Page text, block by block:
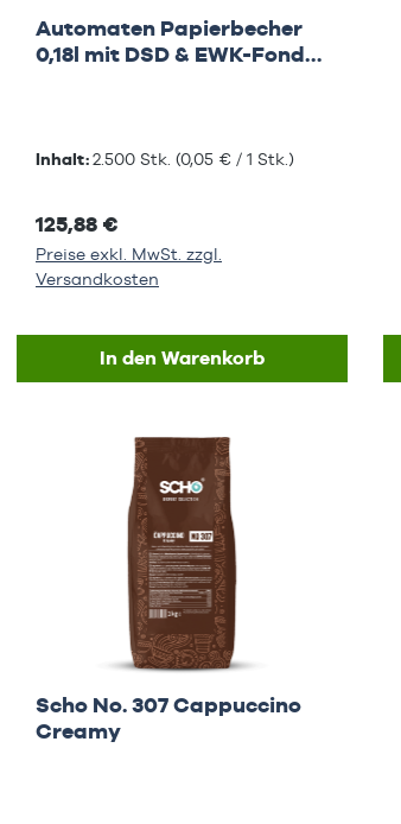
Automaten Papierbecher
0,18l mit DSD & EWK-Fonds
Inhalt:2.500 Stk. (0,05 € / 1 Stk.)
125,88 €
Preise exkl. MwSt. zzgl.
Versandkosten
In den Warenkorb
Scho No. 307 Cappuccino
Creamy